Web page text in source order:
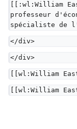
[[:wl:William
professeur
spécialiste de
</div>
</div>
[[wl:William
[[wl:William